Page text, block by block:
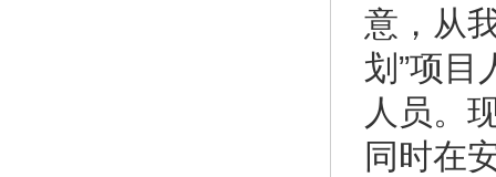
意，从
划”项目
人员。
同时在